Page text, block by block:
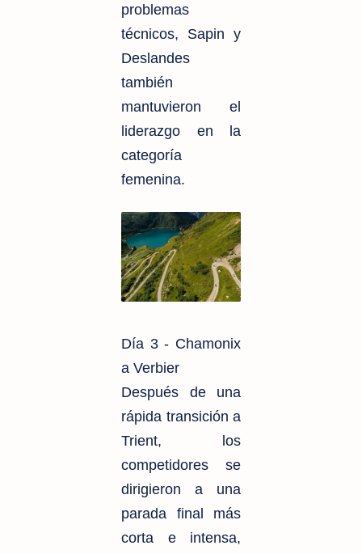
problemas
técnicos, Sapin y
Deslandes
también
mantuvieron el
liderazgo en la
categoría
femenina.
Día 3 - Chamonix
a Verbier
Después de una
rápida transición a
Trient, los
competidores se
dirigieron a una
parada final más
corta e intensa,